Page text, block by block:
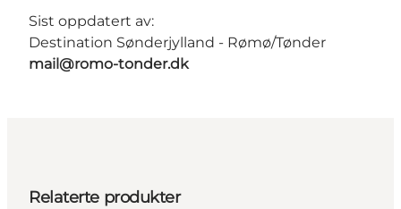
Sist oppdatert av:
Destination Sønderjylland - Rømø/Tønder
mail@romo-tonder.dk
Relaterte produkter